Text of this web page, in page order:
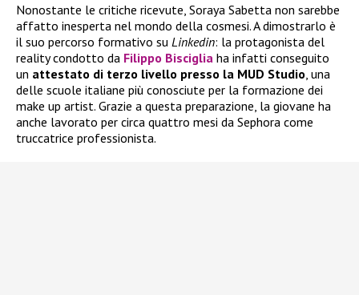
Nonostante le critiche ricevute, Soraya Sabetta non sarebbe
affatto inesperta nel mondo della cosmesi. A dimostrarlo è
il suo percorso formativo su Linkedin: la protagonista del
reality condotto da Filippo Bisciglia ha infatti conseguito
un attestato di terzo livello presso la MUD Studio , una
delle scuole italiane più conosciute per la formazione dei
make up artist. Grazie a questa preparazione, la giovane ha
anche lavorato per circa quattro mesi da Sephora come
truccatrice professionista.